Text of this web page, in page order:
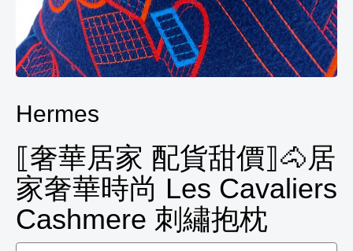
Hermes
⟦奢華居家 配貨甜價⟧🐴居
家奢華時尚 Les Cavaliers
Cashmere 刺繡抱枕